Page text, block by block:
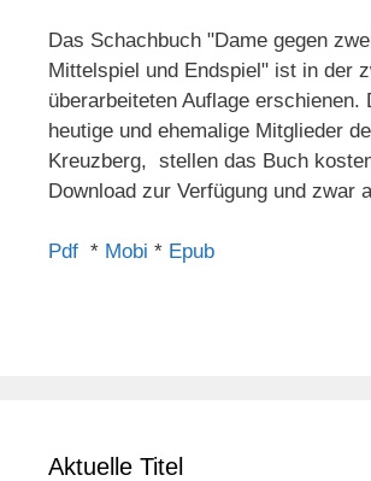
Das Schachbuch "Dame gegen
Mittelspiel und Endspiel" ist in der
überarbeiteten Auflage erschienen.
heutige und ehemalige Mitglieder
Kreuzberg, stellen das Buch
Download zur Verfügung und zwar
Pdf * Mobi * Epub
Aktuelle Titel